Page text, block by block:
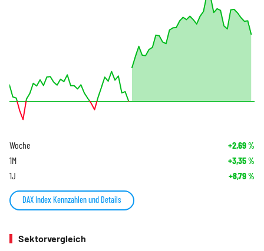
Woche +2,69%
1M +3,35%
1J +8,79%
DAX Index Kennzahlen und Details
Sektorvergleich